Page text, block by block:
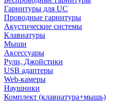
Гарнитуры для UC
Проводные гарнитуры
Акустические системы
Клавиатуры
Мыши
Аксессуары
Рули, Джойстики
USB адаптеры
Web-камеры
Наушники
Комплект (клавиатура+мышь)